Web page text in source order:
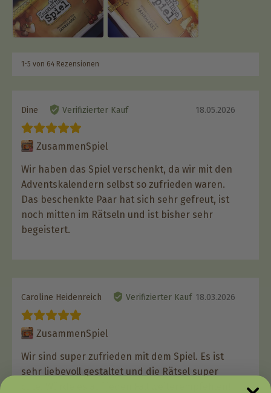
1-5 von 64 Rezensionen
Dine Verifizierter Kauf 18.05.2026
ZusammenSpiel
Wir haben das Spiel verschenkt, da wir mit den
Adventskalendern selbst so zufrieden waren.
Das beschenkte Paar hat sich sehr gefreut, ist
noch mitten im Rätseln und ist bisher sehr
begeistert.
Caroline Heidenreich Verifizierter Kauf 18.03.2026
ZusammenSpiel
Wir sind super zufrieden mit dem Spiel. Es ist
sehr liebevoll gestaltet und die Rätsel super